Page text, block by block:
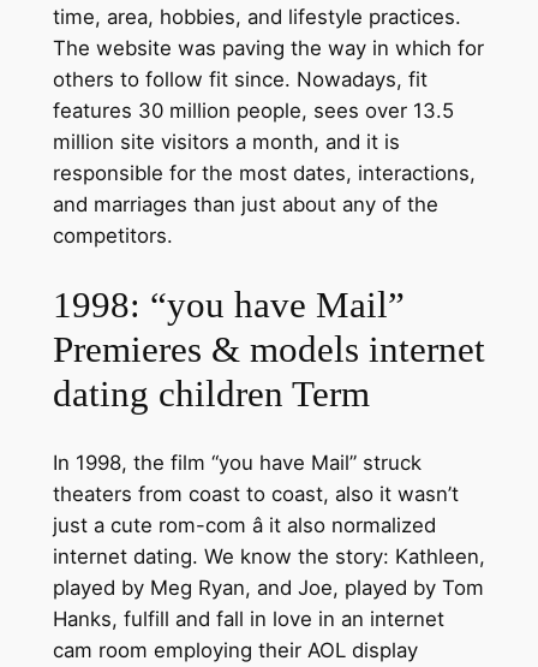
time, area, hobbies, and lifestyle practices.
The website was paving the way in which for
others to follow fit since. Nowadays, fit
features 30 million people, sees over 13.5
million site visitors a month, and it is
responsible for the most dates, interactions,
and marriages than just about any of the
competitors.
1998: “you have Mail”
Premieres & models internet
dating children Term
In 1998, the film “you have Mail” struck
theaters from coast to coast, also it wasn’t
just a cute rom-com â it also normalized
internet dating. We know the story: Kathleen,
played by Meg Ryan, and Joe, played by Tom
Hanks, fulfill and fall in love in an internet
cam room employing their AOL display